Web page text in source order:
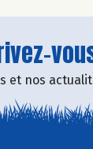
et nos